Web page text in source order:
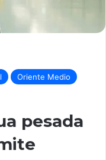
Oriente Medio
pesada